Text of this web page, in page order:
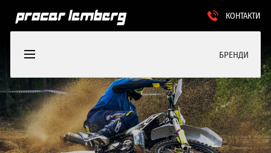
КОНТАКТИ
БРЕНДИ